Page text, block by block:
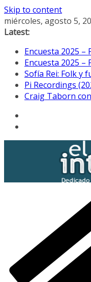
Skip to content
miércoles, agosto 5,
Latest:
Encuesta 2025
Encuesta 2025
Sofía Rei: Folk y
Pi Recordings
Craig Taborn